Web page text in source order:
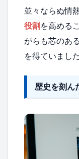
並々ならぬ情
役割を高める
がらも芯のあ
を得ていました
歴史を刻ん